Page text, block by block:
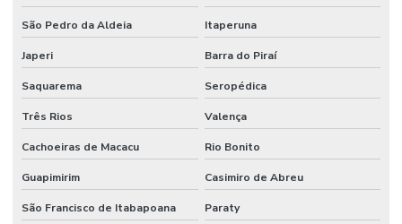
Fábrica de secadora de lodo de ete
Fábrica de solidificador
Fábrica de solidificador para área de hotelaria
Fábrica de solidificador para caixas de resíduo
Fábrica de solidificador para caixas de resíduo em sp
São Pedro da Aldeia Itaperuna
Japeri Barra do Piraí
Saquarema Seropédica
Três Rios Valença
Cachoeiras de Macacu Rio Bonito
Guapimirim Casimiro de Abreu
São Francisco de Itabapoana Paraty